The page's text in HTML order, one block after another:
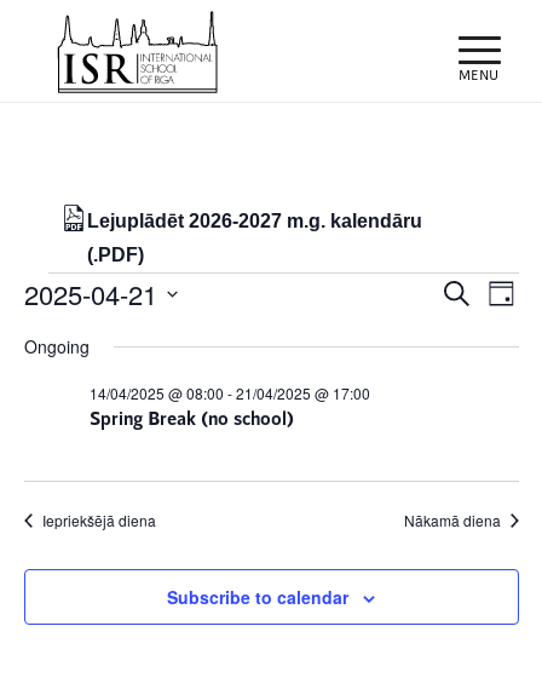
Lejuplādēt 2026-2027 m.g. kalendāru
(.PDF)
Notikumi
for
21/04/2025
Meklēt
Day
2025-04-21
date.
Ongoing
Spring Break (no school)
14/04/2025 @ 08:00 -21/04/2025 @ 17:00
Iepriekšējā diena Nākamā diena
Subscribe to calendar